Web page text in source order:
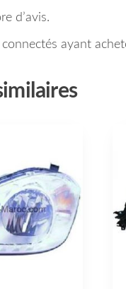
d’avis.
connectés ayant